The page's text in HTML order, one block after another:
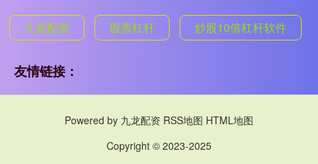
九龙配资 股票杠杆 炒股10倍杠杆软件
友情链接：
Powered by 九龙配资 RSS地图 HTML地图
Copyright © 2023-2025